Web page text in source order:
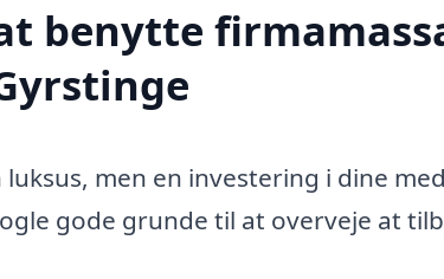
benytte
luksus, men en investering i dine
gode grunde til at overveje at